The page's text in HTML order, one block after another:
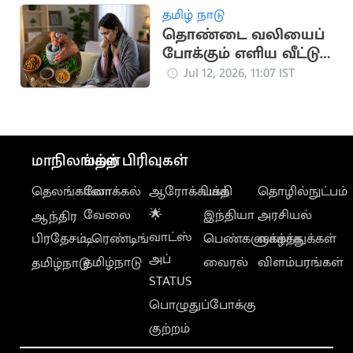
தமிழ் நாடு
தொண்டை வலியைப்
போக்கும் எளிய வீட்டு
வைத்தியங்கள்
Jul 12, 2026, 11:07 IST
மாநிலங்கள்
தெலங்கானா
ஆந்திர
பிரதேசம்
தமிழ்நாடு
மற்ற பிரிவுகள்
லோக்கல்
வேலை
டிரெண்டிங்
தமிழ்நாடு
ஆரோக்கியம்
🌟
வாட்ஸ்
அப்
STATUS
பொழுதுப்போக்கு
குற்றம்
பக்தி
இந்தியா
பெண்களுக்காக
வைரல்
தொழில்நுட்பம்
அரசியல்
வாழ்த்துக்கள்
விளம்பரங்கள்